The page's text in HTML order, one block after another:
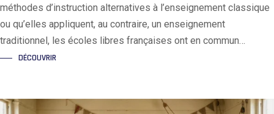
méthodes d’instruction alternatives à l’enseignement classique
ou qu’elles appliquent, au contraire, un enseignement
traditionnel, les écoles libres françaises ont en commun…
DÉCOUVRIR